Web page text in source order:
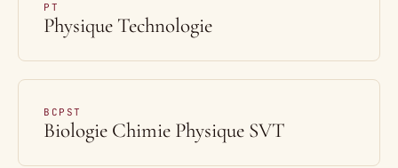
PT
Physique Technologie
BCPST
Biologie Chimie Physique SVT